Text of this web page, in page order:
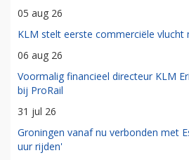
05 aug 26
KLM stelt eerste commerciële vlucht
06 aug 26
Voormalig financieel directeur KLM
bij ProRail
31 jul 26
Groningen vanaf nu verbonden met
uur rijden'